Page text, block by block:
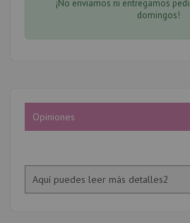
¡No enviamos ni entregamos
domingos!
Opiniones
Aquí puedes leer más detalles2